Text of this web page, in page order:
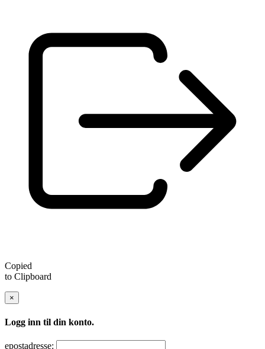
Copied
to Clipboard
×
Logg inn til din konto.
epostadresse: